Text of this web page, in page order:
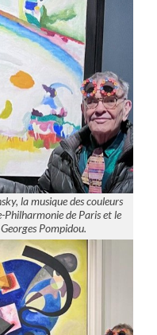
la musique des couleurs
Philharmonie de Paris et le
Pompidou.